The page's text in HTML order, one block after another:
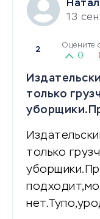
13
2
Оцените
0
только
только